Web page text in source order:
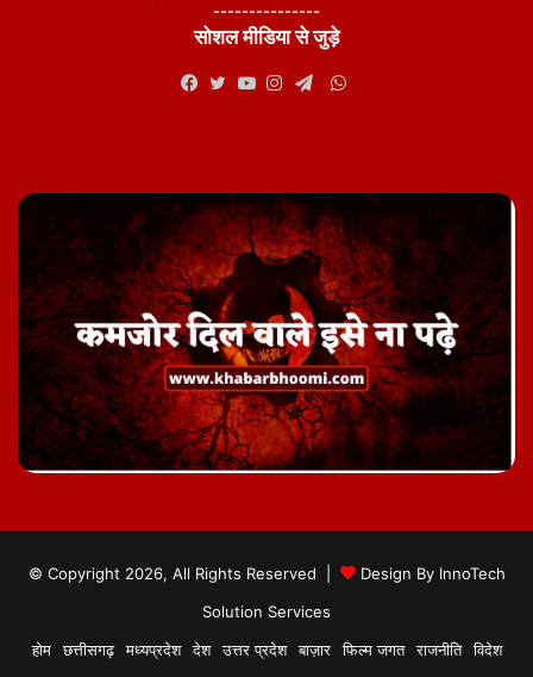
---------------
सोशल मीडिया से जुड़े
WhatsApp
© Copyright 2026, All Rights Reserved | Design By InnoTech
Solution Services
होम
छत्तीसगढ़ मध्यप्रदेश देश उत्तर प्रदेश बाज़ार फिल्म जगत राजनीति विदेश